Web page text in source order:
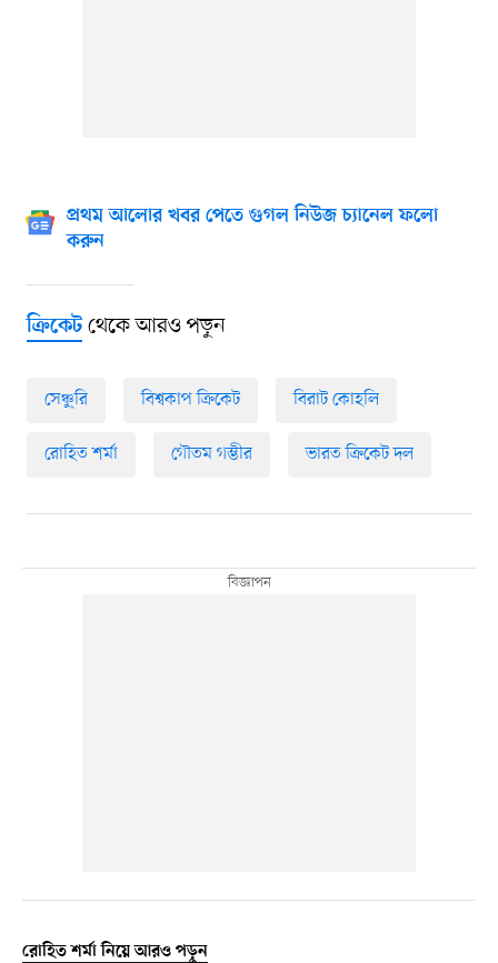
প্রথম আলোর খবর পেতে গুগল নিউজ চ্যানেল ফলো
করুন
ক্রিকেটথেকে আরও পড়ুন
সেঞ্চু্রি বিশ্বকাপ ক্রিকেট বিরাট কোহলি
রোহিত শর্মা গৌতম গম্ভীর ভারত ক্রিকেট দল
রোহিত শর্মা নিয়ে আরও পড়ুন